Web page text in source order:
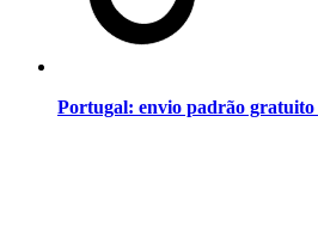
Portugal: envio padrão gratuito